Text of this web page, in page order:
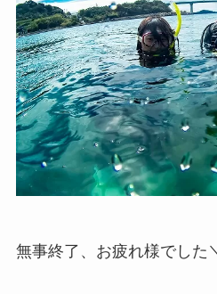
無事終了、お疲れ様でした